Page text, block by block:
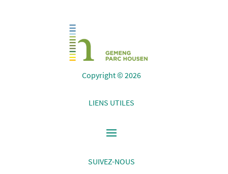
Copyright © 2026
LIENS UTILES
SUIVEZ-NOUS